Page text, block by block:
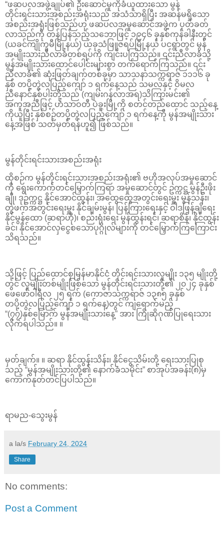
“ဖဆပလအဖွဲ့ချုပ်၏ ဦးဆောင်မှုကိုခံယူထားသော မွန်
တိုင်းရင်းသားအစည်းအရုံးသည် အသံသာရှိပြီး အဆန်မရှိသော
အစည်းအရုံးဖြစ်သည်ဟု ဖဆပလအမှုဆောင်အဖွဲ့က ပုတ်ခတ်
လာသည်ကို တန်ပြန်သည့်သဘောဖြင့် ၁၉၄၆ ခုနှစ်ကုန်ခါနီးတွင်
(ယခင်ကျိုက္ခမီမြို့နယ်) ယခုသံဖြူဇရပ်မြို့နယ် ပငရွာတွင် မွန်
အမျိုးသားညီလာခံတစ်ရပ်ကို ကျင်းပကြသည်။ ၎င်းညီလာခံသို့
မွန်အမျိုးသားထောင်ပေါင်းများစွာ တက်ရောက်ကြသည်။ ၎င်း
ညီလာခံ၏ ဆုံးဖြတ်ချက်တစ်ခုမှာ သာသနာသက္ကရာဇ် ၁၁၁၆ ခု
နှစ် တပို့တွဲလပြည့်ကျော် ၁ ရက်နေ့သည် သမလနှင့် ဝိမလ
ညီနောင်နှစ်ပါးတို့သည် (ကျမ်းဂန်လာအရ)သိကြားမင်း၏
အကူအညီဖြင့် ဟံသာဝတီ ပဲခူးမြို့ကို စတင်တည်ထောင် သည့်နေ့
ကိုယူပြီး နှစ်စဉ်တပို့တွဲလပြည့်ကျော် ၁ ရက်နေ့ကို မွန်အမျိုးသား
နေ့အဖြစ် သတ်မှတ်ရန်ဟူ၍ ဖြစ်သည်။
မွန်တိုင်းရင်းသားအစည်းအရုံး
ထိုစဉ်က မွန်တိုင်းရင်းသားအစည်းအရုံး၏ ဗဟိုအလုပ်အမှုဆောင်
ကို ရွေးကောက်တင်မြှောက်ကြရာ အမှုဆောင်တွင် ဥက္ကဋ္ဌ မွန်ဦးဖိုး
ချို၊ ဒုဥက္ကဋ္ဌ နိုင်အောင်ထွန်း၊ အထွေထွေအတွင်းရေးမှူး မွန်သန်း၊
တွဲဖက်အတွင်းရေးမှူး နိုင်ချမ်းမွန်၊ ပြန်ကြားရေးနှင့် ဝါဒဖြန့်ချိရေး
နိုင်မွန်ထော (ဆရာဟို)၊ စည်းရုံးရေး မွန်ထွန်းရင်၊ ဆရာစိန်၊ နိုင်ထွန်း
ခင်၊ နိုင်အောင်လှငွေစသောပုဂ္ဂိုလ်များကို တင်မြှောက်ကြကြောင်း
သိရသည်။
သို့ဖြင့် ပြည်ထောင်စုမြန်မာနိုင်ငံ တိုင်းရင်းသားလူမျိုး ၁၃၅ မျိုးတို့
တွင် လူမျိုးတစ်မျိုးဖြစ်သော မွန်တိုင်းရင်းသားတို့၏ ၂၀၂၄ ခုနှစ်
ဖေဖော်ဝါရီလ ၂၅ ရက် (ကောဇာသက္ကရာဇ် ၁၃၈၅ ခုနှစ်
တပို့တွဲလပြည့်ကျော် ၁ ရက်နေ့)တွင် ကျရောက်မည့်
“(၇၇)နှစ်မြောက် မွန်အမျိုးသားနေ့” အား ကြိုဆိုဂုဏ်ပြုရေးသား
လိုက်ရပါသည်။ ။
မှတ်ချက်။ ။ ဆရာ နိုင်ထွန်းသိန်း၊ နိုင်ငွေသိမ်းတို့ ရေးသားပြုစု
သည့် “မွန်အမျိုးသားတို့၏ နောက်ခံသမိုင်း” စာအုပ်အခန်း(၈)မှ
ကောက်နုတ်တင်ပြပါသည်။
ရာမည-သွေးမွန်
a la/s February 24, 2024
Share
No comments:
Post a Comment